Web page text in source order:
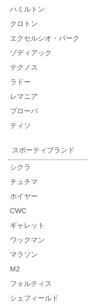
ハミルトン
クロトン
エクセルシオ・パーク
ゾディアック
テクノス
ラドー
レマニア
ブローバ
ティソ
スポーティブランド
シクラ
チュチマ
ホイヤー
CWC
ギャレット
ワックマン
マラソン
M2
フォルティス
シェフィールド